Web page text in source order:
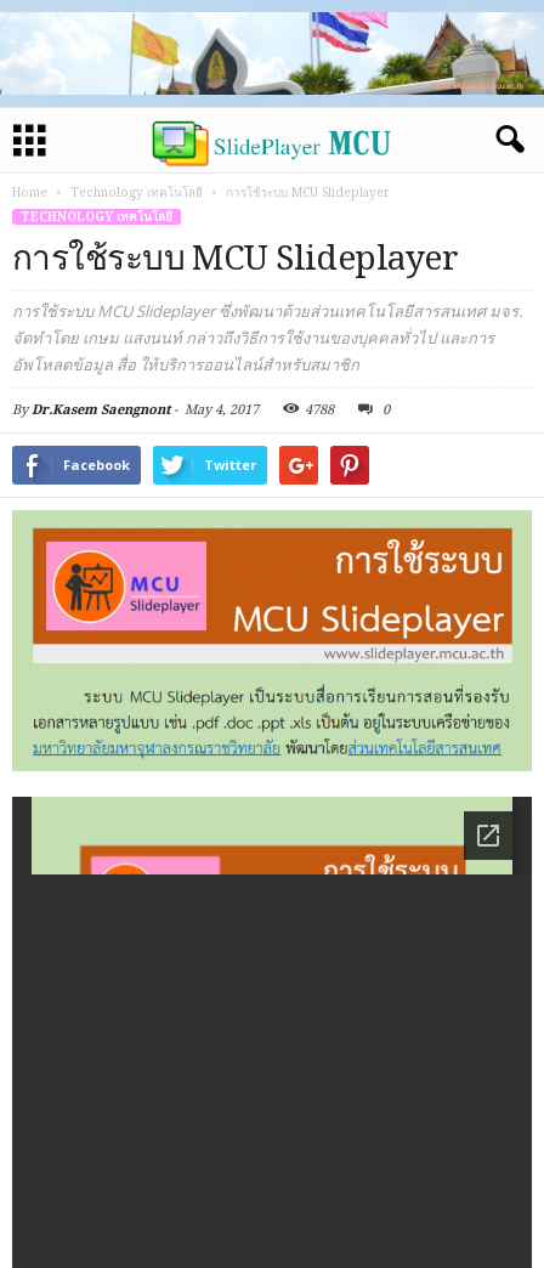
Home Technology เทคโนโลยี
การใช้ระบบ MCU Slideplayer
TECHNOLOGY เทคโนโลยี
การใช้ระบบ MCU Slideplayer
การใช้ระบบ MCU Slideplayer ซึ่งพัฒนาด้วยส่วนเทคโนโลยีสารสนเทศ มจร.
จัดทำโดย เกษม แสงนนท์ กล่าวถึงวิธีการใช้งานของบุคคลทั่วไป และการ
อัพโหลดข้อมูล สื่อ ให้บริการออนไลน์สำหรับสมาชิก
ByDr.Kasem Saengnont- May 4, 2017 4788 0
Facebook Twitter